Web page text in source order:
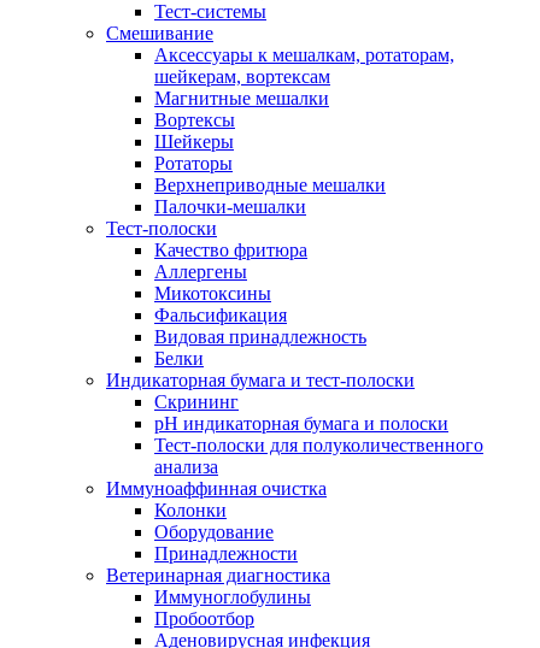
Тест-системы
Смешивание
Аксессуары к мешалкам, ротаторам,
шейкерам, вортексам
Магнитные мешалки
Вортексы
Шейкеры
Ротаторы
Верхнеприводные мешалки
Палочки-мешалки
Тест-полоски
Качество фритюра
Аллергены
Микотоксины
Фальсификация
Видовая принадлежность
Белки
Индикаторная бумага и тест-полоски
Скрининг
pH индикаторная бумага и полоски
Тест-полоски для полуколичественного
анализа
Иммуноаффинная очистка
Колонки
Оборудование
Принадлежности
Ветеринарная диагностика
Иммуноглобулины
Пробоотбор
Аденовирусная инфекция